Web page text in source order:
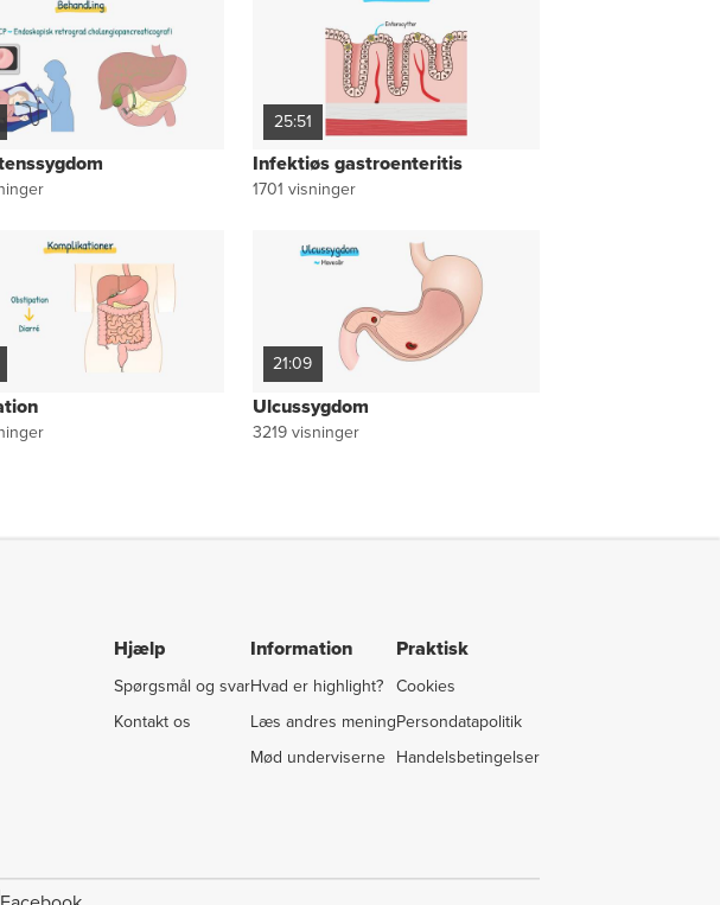
kronisk pancreatitis
Resumé
25:51
Infektiøs gastroenteritis
1701 visninger
21:09
Ulcussygdom
3219visninger
Hjælp
Spørgsmål og svar
Kontakt os
Information
Hvad er highlight?
Læs andres mening
Mød underviserne
Praktisk
Cookies
Persondatapolitik
Handelsbetingelser